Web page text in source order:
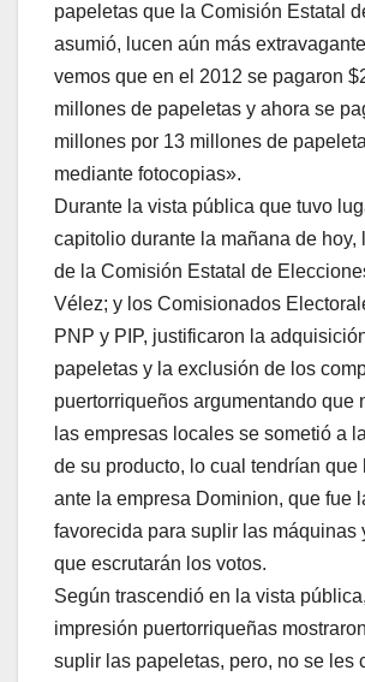
papeletas que la Comisión Estatal
asumió, lucen aún más
vemos que en el 2012 se pagaron
millones de papeletas y ahora se
millones por 13 millones de
mediante fotocopias».
Durante la vista pública que tuvo
capitolio durante la mañana de hoy,
de la Comisión Estatal de
Vélez; y los Comisionados
PNP y PIP, justificaron la
papeletas y la exclusión de los
puertorriqueños argumentando que
las empresas locales se sometió a
de su producto, lo cual tendrían que
ante la empresa Dominion, que fue
favorecida para suplir las máquinas
que escrutarán los votos.
Según trascendió en la vista
impresión puertorriqueñas
suplir las papeletas, pero, no se les